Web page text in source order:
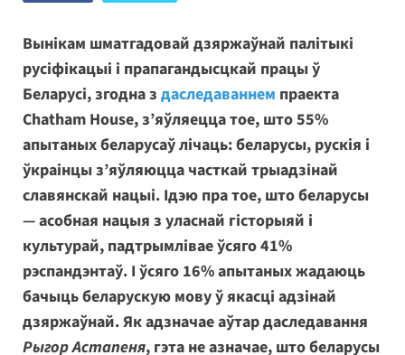
Вынікам шматгадовай дзяржаўнай палітыкі
русіфікацыі і прапагандысцкай працы ў
Беларусі, згодна з даследаваннем праекта
Chatham House, з’яўляецца тое, што 55%
апытаных беларусаў лічаць: беларусы, рускія і
ўкраінцы з’яўляюцца часткай трыадзінай
славянскай нацыі. Ідэю пра тое, што беларусы
— асобная нацыя з уласнай гісторыяй і
культурай, падтрымлівае ўсяго 41%
рэспандэнтаў. І ўсяго 16% апытаных жадаюць
бачыць беларускую мову ў якасці адзінай
дзяржаўнай. Як адзначае аўтар даследавання
Рыгор Астапеня, гэта не азначае, што беларусы